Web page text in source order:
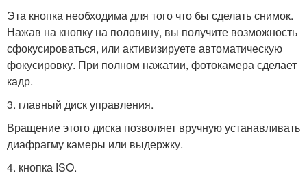
Эта кнопка необходима для того что бы сделать снимок.
Нажав на кнопку на половину, вы получите возможность
сфокусироваться, или активизируете автоматическую
фокусировку. При полном нажатии, фотокамера сделает
кадр.
3. главный диск управления.
Вращение этого диска позволяет вручную устанавливать
диафрагму камеры или выдержку.
4. кнопка ISO.